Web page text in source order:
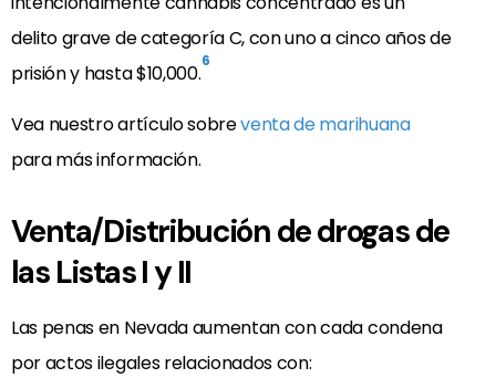
delito grave de categoría C, con uno a cinco años de
prisión y hasta $10,000.6
Vea nuestro artículo sobreventa de marihuana
para más información.
Venta/Distribución de drogas de
las Listas I y II
Las penas en Nevada aumentan con cada condena
por actos ilegales relacionados con: